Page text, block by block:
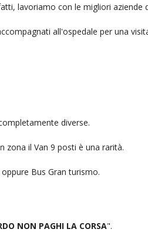
lavoriamo con le migliori aziende
all'ospedale per una
diverse.
zona il Van 9 posti è una rarità.
Bus Gran turismo.
NON PAGHI LA CORSA".